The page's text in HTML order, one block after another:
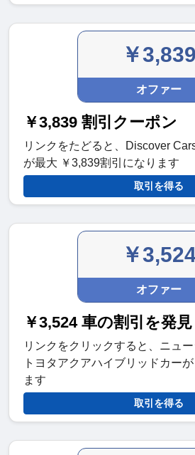
￥3,839
オファー
￥3,839 割引クーポン
リンクをたどると、Discover
が最大 ￥3,839割引になります
取引を得る
￥
オファー
￥3,524 車の割引を発見
リンクをクリックすると、ニュ
トヨタアクアハイブリッドカー
ます
取引を得る